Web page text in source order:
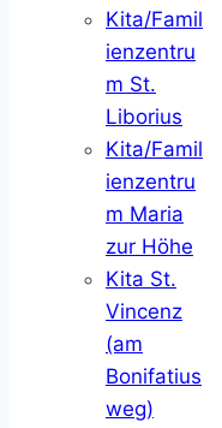
Kita/Famil
ienzentru
m St.
Liborius
Kita/Famil
ienzentru
m Maria
zur Höhe
Kita St.
Vincenz
(am
Bonifatius
weg)